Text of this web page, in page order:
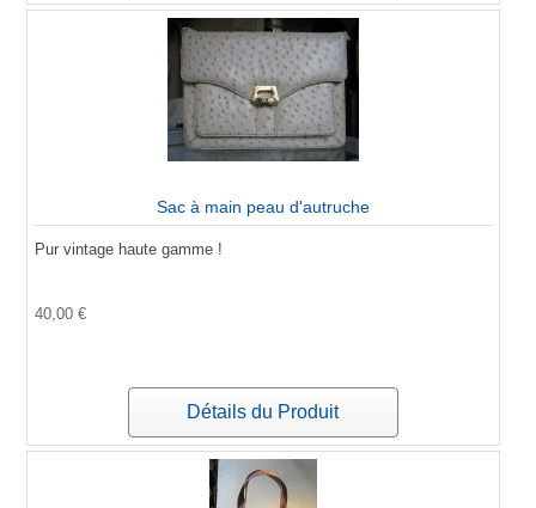
Sac à main peau d'autruche
Pur vintage haute gamme !
40,00 €
Détails du Produit